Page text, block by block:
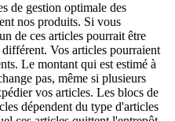
de gestion optimale des
nos produits. Si vous
de ces articles pourrait être
Vos articles pourraient
Le montant qui est estimé à
pas, même si plusieurs
vos articles. Les blocs de
dépendent du type d'articles